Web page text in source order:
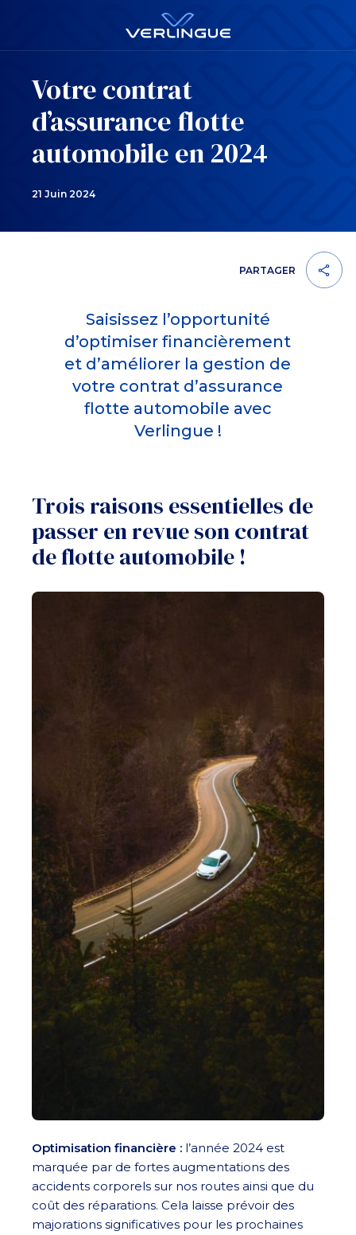
Votre contrat
d’assurance flotte
automobile en 2024
21 Juin 2024
PARTAGER
Saisissez l’opportunité
d’optimiser financièrement
et d’améliorer la gestion de
votre contrat d’assurance
flotte automobile avec
Verlingue !
Trois raisons essentielles de
passer en revue son contrat
de flotte automobile !
Optimisation financière : l’année 2024 est
marquée par de fortes augmentations des
accidents corporels sur nos routes ainsi que du
coût des réparations. Cela laisse prévoir des
majorations significatives pour les prochaines